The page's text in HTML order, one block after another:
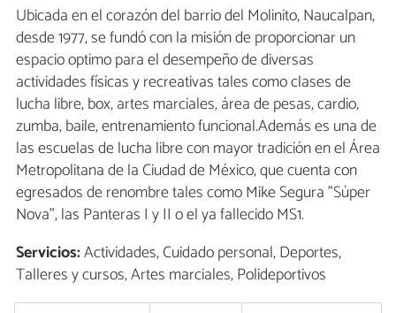
Ubicada en el corazón del barrio del Molinito, Naucalpan,
desde 1977, se fundó con la misión de proporcionar un
espacio optimo para el desempeño de diversas
actividades físicas y recreativas tales como clases de
lucha libre, box, artes marciales, área de pesas, cardio,
zumba, baile, entrenamiento funcional.Además es una de
las escuelas de lucha libre con mayor tradición en el Área
Metropolitana de la Ciudad de México, que cuenta con
egresados de renombre tales como Mike Segura "Súper
Nova", las Panteras I y II o el ya fallecido MS1.
Servicios:Actividades, Cuidado personal, Deportes,
Talleres y cursos, Artes marciales, Polideportivos